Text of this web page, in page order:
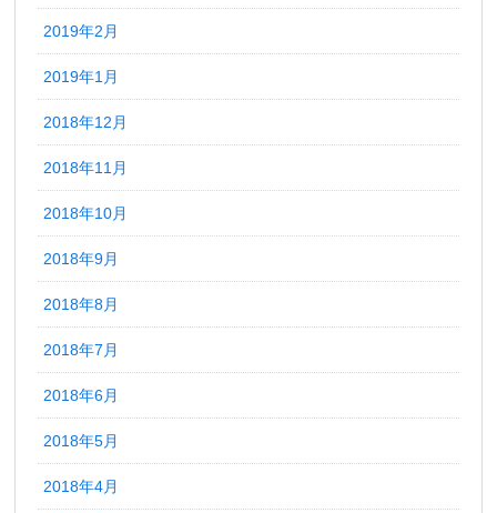
2019年2月
2019年1月
2018年12月
2018年11月
2018年10月
2018年9月
2018年8月
2018年7月
2018年6月
2018年5月
2018年4月